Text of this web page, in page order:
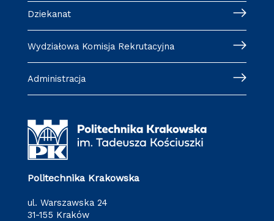
Dziekanat
Wydziałowa Komisja Rekrutacyjna
Administracja
Politechnika Krakowska
ul. Warszawska 24
31-155 Kraków